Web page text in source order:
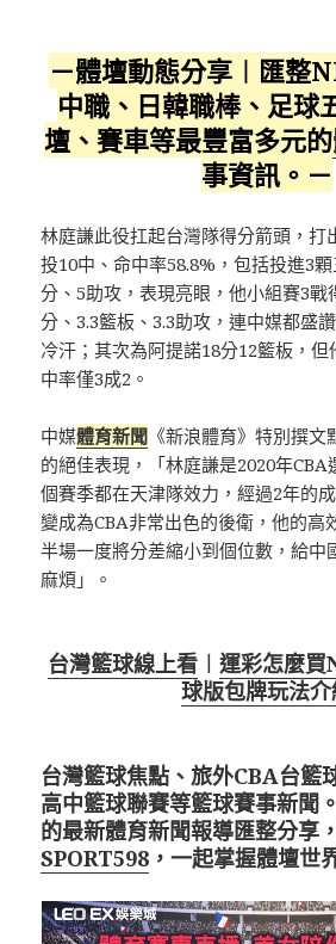
－體壇動態分享︱匯整
中職、日韓職棒、足球
壇、賽車等最豐富多元的
事資訊。－
林庭謙此役扛起台灣隊得分箭頭，打
投10中、命中率58.8%，包括投進3
分、5助攻，表現亮眼，他小組賽3戰
分、3.3籃板、3.3助攻，連中媒都盛
冷汗；其次為阿提諾18分12籃板，
中率僅3成2。
中媒體育新聞 《新浪體育》特別撰
的絕佳表現，「林庭謙是2020年
個賽季都在天津隊效力，經過2年的
變成為CBA非常出色的後衛，他的高
半場一度將分差縮小到個位數，給中
麻煩」。
台灣籃球線上看︱ 運彩怎麼買
球版包牌玩法
台灣籃球焦點、旅外CBA台籃
高中籃球聯賽等籃球賽事新聞
的最新體育新聞報導匯整分享
SPORT598 ，一起掌握體壇世